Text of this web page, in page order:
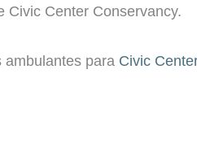
Civic Center Conservancy.
ambulantes para Civic